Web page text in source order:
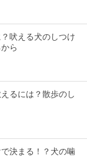
吠える犬のしつけ
ら
るには？散歩のし
決まる！？犬の噛